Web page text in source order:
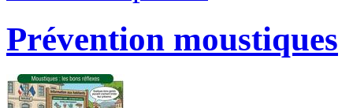
Prévention moustiques